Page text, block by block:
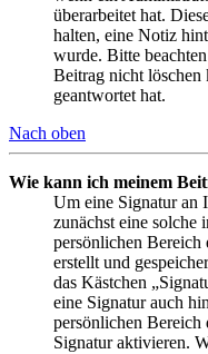
überarbeitet hat.
halten, eine Notiz
wurde. Bitte
Beitrag nicht löschen
geantwortet hat.
Nach oben
Wie kann ich meinem
Um eine Signatur an
zunächst eine solche
persönlichen Bereich
erstellt und
das Kästchen
eine Signatur auch
persönlichen Bereich
Signatur aktivieren.